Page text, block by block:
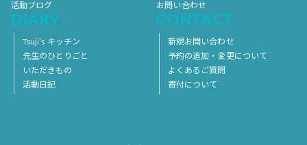
活動ブログ
DIARY
Tsuji’s キッチン
先生のひとりごと
いただきもの
活動日記
お問い合わせ
CONTACT
新規お問い合わせ
予約の追加・変更について
よくあるご質問
寄付について